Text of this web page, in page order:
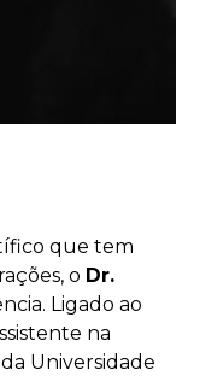
que tem
o Dr.
Ligado ao
na
Universidade